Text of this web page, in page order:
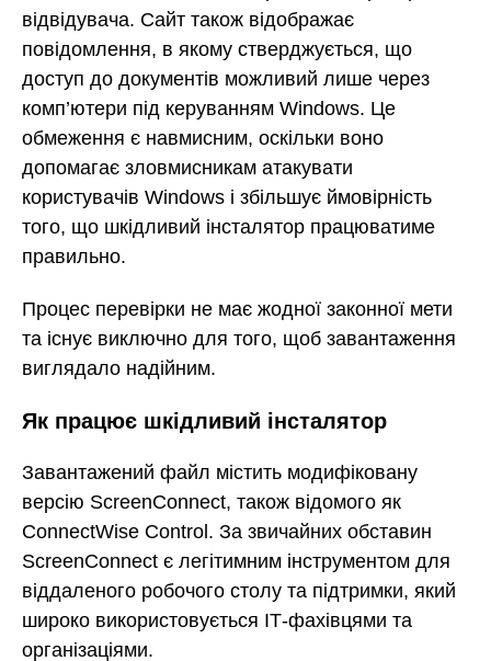
відвідувача. Сайт також відображає
повідомлення, в якому стверджується, що
доступ до документів можливий лише через
комп’ютери під керуванням Windows. Це
обмеження є навмисним, оскільки воно
допомагає зловмисникам атакувати
користувачів Windows і збільшує ймовірність
того, що шкідливий інсталятор працюватиме
правильно.
Процес перевірки не має жодної законної мети
та існує виключно для того, щоб завантаження
виглядало надійним.
Як працює шкідливий інсталятор
Завантажений файл містить модифіковану
версію ScreenConnect, також відомого як
ConnectWise Control. За звичайних обставин
ScreenConnect є легітимним інструментом для
віддаленого робочого столу та підтримки, який
широко використовується ІТ-фахівцями та
організаціями.